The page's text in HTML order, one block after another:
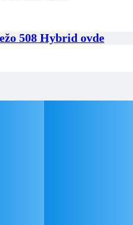
508 Hybrid ovde